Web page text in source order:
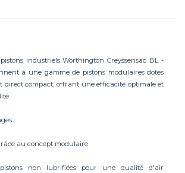
pistons industriels Worthington Creyssensac BL -
à une gamme de pistons modulaires dotés
compact, offrant une efficacité optimale et
:
au concept modulaire
pistons non lubrifiées pour une qualité d'air